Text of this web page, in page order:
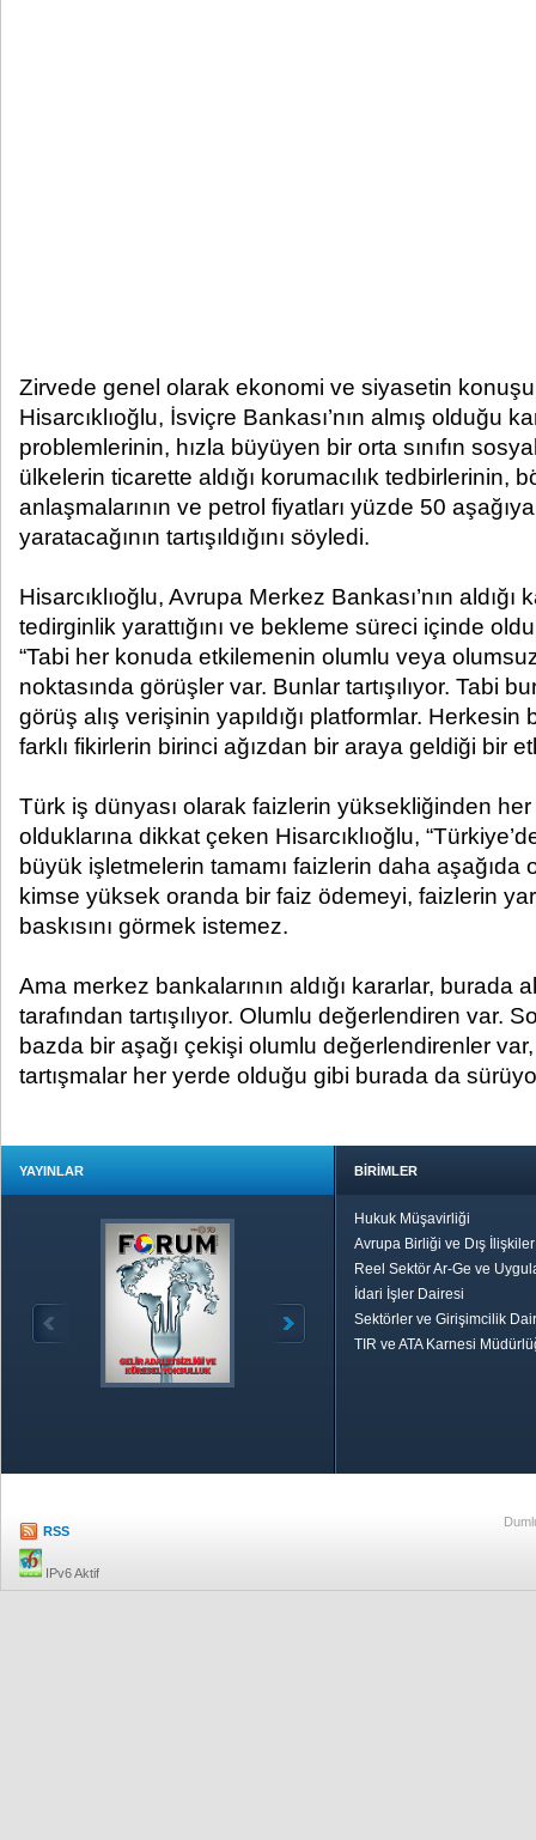
Zirvede genel olarak ekonomi ve siyasetin
Hisarcıklıoğlu, İsviçre Bankası’nın almış olduğu
problemlerinin, hızla büyüyen bir orta sınıfın
ülkelerin ticarette aldığı korumacılık tedbirlerinin,
anlaşmalarının ve petrol fiyatları yüzde 50
yaratacağının tartışıldığını söyledi.
Hisarcıklıoğlu, Avrupa Merkez Bankası’nın aldığı
tedirginlik yarattığını ve bekleme süreci içinde
“Tabi her konuda etkilemenin olumlu veya
noktasında görüşler var. Bunlar tartışılıyor. Tabi
görüş alış verişinin yapıldığı platformlar. Herkesin
farklı fikirlerin birinci ağızdan bir araya geldiği bir
Türk iş dünyası olarak faizlerin yüksekliğinden
olduklarına dikkat çeken Hisarcıklıoğlu,
büyük işletmelerin tamamı faizlerin daha aşağıda
kimse yüksek oranda bir faiz ödemeyi, faizlerin
baskısını görmek istemez.
Ama merkez bankalarının aldığı kararlar, burada
tarafından tartışılıyor. Olumlu değerlendiren var.
bazda bir aşağı çekişi olumlu değerlendirenler
tartışmalar her yerde olduğu gibi burada da
YAYINLAR BİRİMLER
Hukuk Müşavirliği
Avrupa Birliği ve Dış
Reel Sektör Ar-Ge ve
İdari İşler Dairesi
Sektörler ve Girişimcilik
TIR ve ATA Karnesi
RSS
IPv6 Aktif